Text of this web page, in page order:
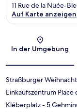
11 Rue de la Nuée-
Auf Karte anzeigen
In der Umgebung
Straßburger
Einkaufszentrum Place
Kléberplatz- 5